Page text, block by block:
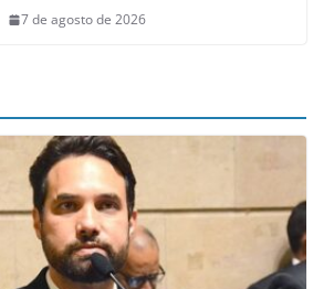
7 de agosto de 2026